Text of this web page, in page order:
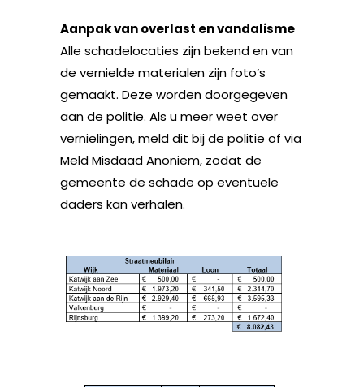
Aanpak van overlast en vandalisme
Alle schadelocaties zijn bekend en van
de vernielde materialen zijn foto’s
gemaakt. Deze worden doorgegeven
aan de politie. Als u meer weet over
vernielingen, meld dit bij de politie of via
Meld Misdaad Anoniem, zodat de
gemeente de schade op eventuele
daders kan verhalen.